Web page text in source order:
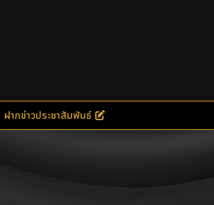
ฝากข่าวประชาสัมพันธ์